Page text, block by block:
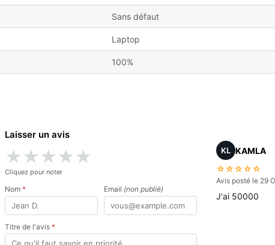
Sans défaut
Laptop
100%
Laisser un avis
★★★★★
Cliquez pour noter
Nom * Email (non publié)
Titre de l'avis *
KL KAMLA
☆☆☆☆☆
Avis posté le 29
J'ai 50000